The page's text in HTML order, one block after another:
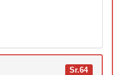
Sr.64